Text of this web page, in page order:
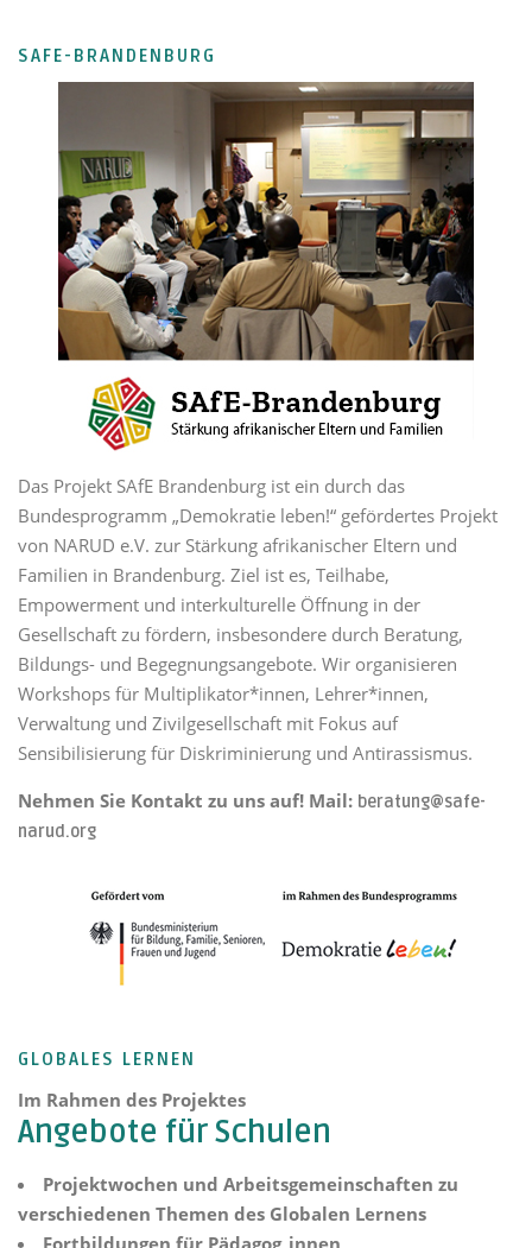
SAFE-BRANDENBURG
Das Projekt SAfE Brandenburg ist ein durch das
Bundesprogramm „Demokratie leben!“ gefördertes Projekt
von NARUD e.V. zur Stärkung afrikanischer Eltern und
Familien in Brandenburg. Ziel ist es, Teilhabe,
Empowerment und interkulturelle Öffnung in der
Gesellschaft zu fördern, insbesondere durch Beratung,
Bildungs- und Begegnungsangebote. Wir organisieren
Workshops für Multiplikator*innen, Lehrer*innen,
Verwaltung und Zivilgesellschaft mit Fokus auf
Sensibilisierung für Diskriminierung und Antirassismus.
Nehmen Sie Kontakt zu uns auf! Mail: beratung@safe-
narud.org
GLOBALES LERNEN
Im Rahmen des Projektes
Angebote für Schulen
Projektwochen und Arbeitsgemeinschaften zu
verschiedenen Themen des Globalen Lernens
Fortbildungen für Pädagog_innen